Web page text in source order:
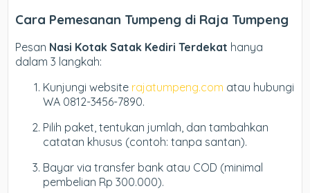
Cara Pemesanan Tumpeng di Raja Tumpeng
Pesan Nasi Kotak Satak Kediri Terdekat hanya
dalam 3 langkah:
Kunjungi website rajatumpeng.com atau hubungi
WA 0812-3456-7890.
Pilih paket, tentukan jumlah, dan tambahkan
catatan khusus (contoh: tanpa santan).
Bayar via transfer bank atau COD (minimal
pembelian Rp 300.000).